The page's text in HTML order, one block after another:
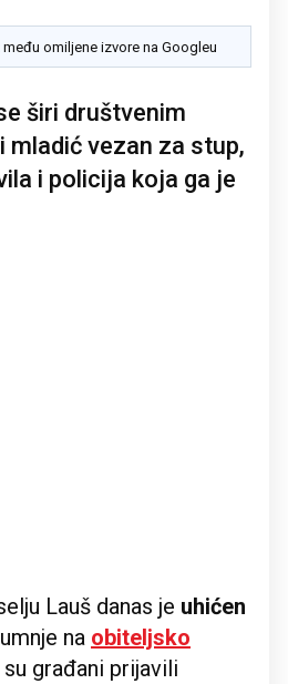
omiljene izvore na Googleu
širi društvenim
mladić vezan za stup,
i policija koja ga je
Lauš danas je uhićen
na obiteljsko
građani prijavili